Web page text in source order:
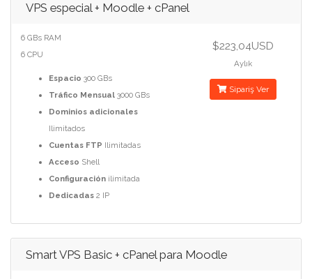
VPS especial + Moodle + cPanel
6 GBs RAM
6 CPU
Espacio 300 GBs
Tráfico Mensual 3000 GBs
Dominios adicionales
Ilimitados
Cuentas FTP Ilimitadas
Acceso Shell
Configuración ilimitada
Dedicadas 2 IP
$223,04USD
Aylık
Sipariş Ver
Smart VPS Basic + cPanel para Moodle